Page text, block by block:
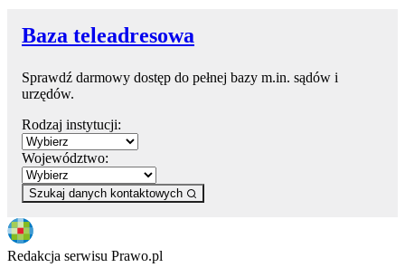
Baza teleadresowa
Sprawdź darmowy dostęp do pełnej bazy m.in. sądów i
urzędów.
Rodzaj instytucji:
Województwo:
Szukaj danych kontaktowych
Redakcja serwisu Prawo.pl